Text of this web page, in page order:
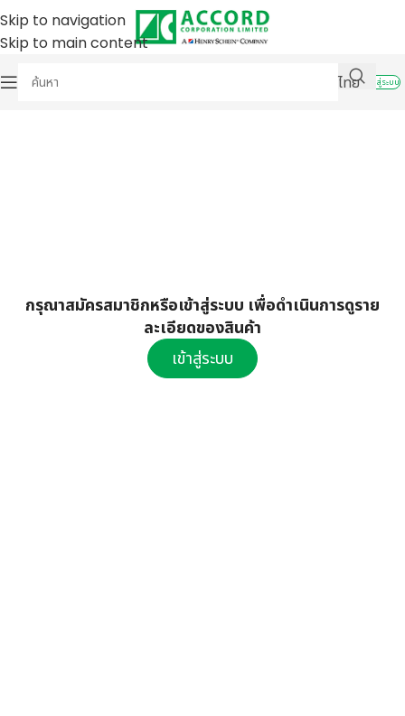
Skip to navigation
Skip to main content
ไทย
เข้าสู่ระบบ
กรุณาสมัครสมาชิกหรือเข้าสู่ระบบ เพื่อดำเนินการดูราย
ละเอียดของสินค้า
เข้าสู่ระบบ